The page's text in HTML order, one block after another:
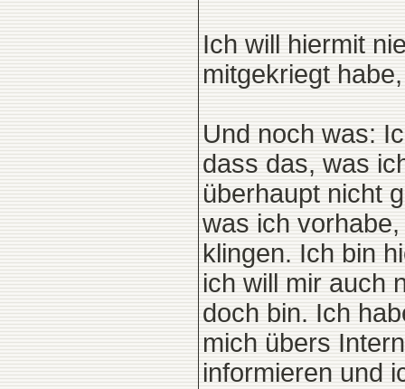
Ich will hiermit
mitgekriegt
Und noch was:
dass das, was
überhaupt nicht
was ich
klingen. Ich bin
ich will mir auch
doch bin. Ich
mich übers
informieren und